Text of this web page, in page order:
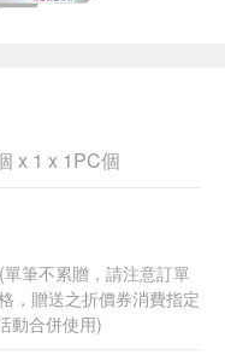
x 1 x 1PC個
筆不累贈，請注意訂單
，贈送之折價券消費指定
動合併使用)